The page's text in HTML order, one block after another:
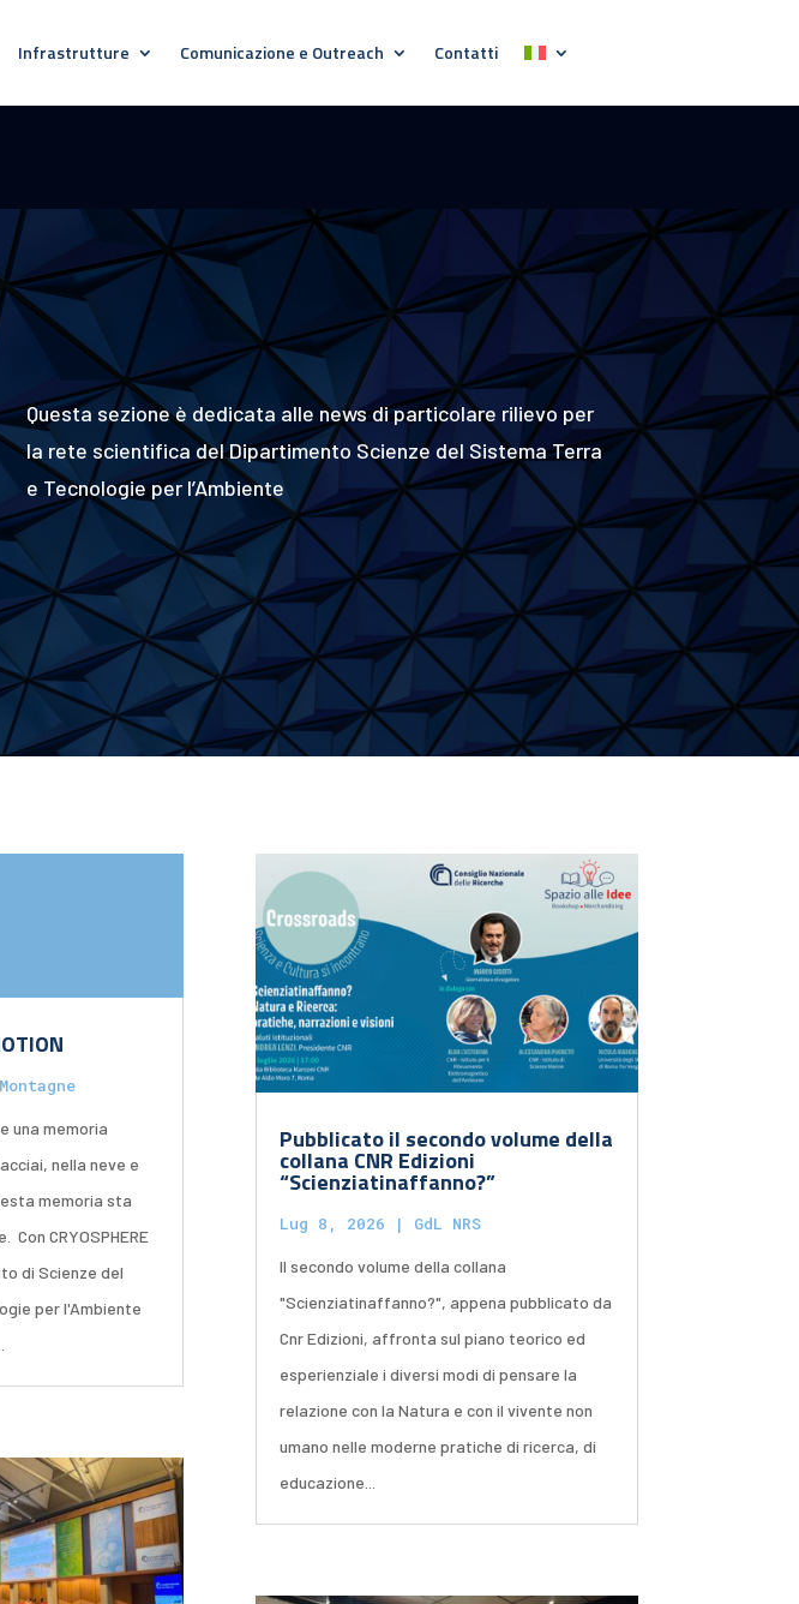
Infrastrutture Comunicazione e Outreach Contatti
Questa sezione è dedicata alle news di particolare rilievo per
la rete scientifica del Dipartimento Scienze del Sistema Terra
e Tecnologie per l’Ambiente
una memoria
nella neve e
memoria sta
CRYOSPHERE
di Scienze del
per l'Ambiente
Pubblicato il secondo volume della
collana CNR Edizioni
“Scienziatinaffanno?”
Lug 8, 2026 | GdL NRS
Il secondo volume della collana
"Scienziatinaffanno?", appena pubblicato da
Cnr Edizioni, affronta sul piano teorico ed
esperienziale i diversi modi di pensare la
relazione con la Natura e con il vivente non
umano nelle moderne pratiche di ricerca, di
educazione...